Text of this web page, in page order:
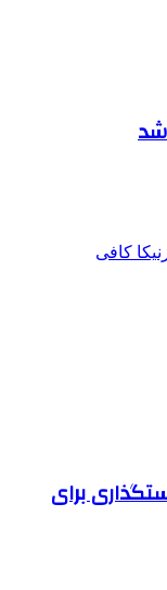
شد
کافی
برای